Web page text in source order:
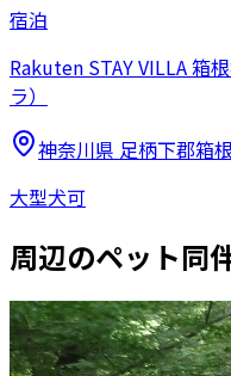
宿泊
Rakuten STAY VILLA 箱
ラ）
神奈川県 足柄下郡箱
大型犬可
周辺のペット同